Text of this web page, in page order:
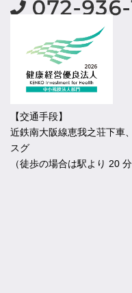
【交通手段】
近鉄南大阪線恵我之荘下車
スグ
（徒歩の場合は駅より 20 分